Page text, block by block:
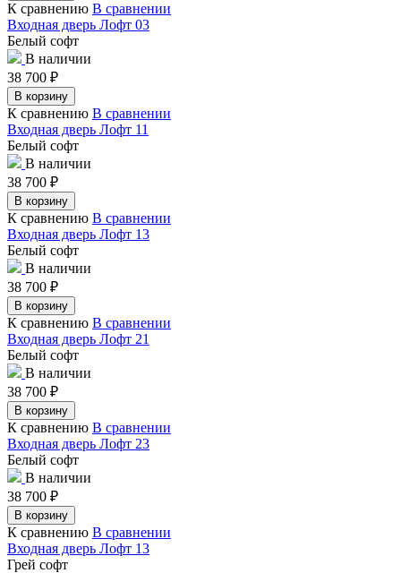
К сравнению В сравнении
Входная дверь Лофт 03
Белый софт
В наличии
38 700 ₽
В корзину
К сравнению В сравнении
Входная дверь Лофт 11
Белый софт
В наличии
38 700 ₽
В корзину
К сравнению В сравнении
Входная дверь Лофт 13
Белый софт
В наличии
38 700 ₽
В корзину
К сравнению В сравнении
Входная дверь Лофт 21
Белый софт
В наличии
38 700 ₽
В корзину
К сравнению В сравнении
Входная дверь Лофт 23
Белый софт
В наличии
38 700 ₽
В корзину
К сравнению В сравнении
Входная дверь Лофт 13
Грей софт